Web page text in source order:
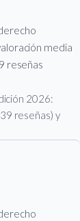
media
reseñas
2026:
reseñas) y